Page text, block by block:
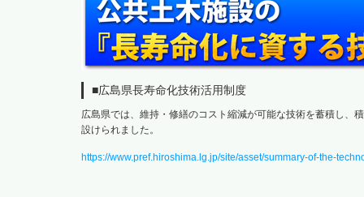
■広島県長寿命化技術活用制度
広島県では、維持・修繕のコスト縮減が可能な技術を蓄積し、
設けられました。
https://www.pref.hiroshima.lg.jp/site/asset/summary-of-the-